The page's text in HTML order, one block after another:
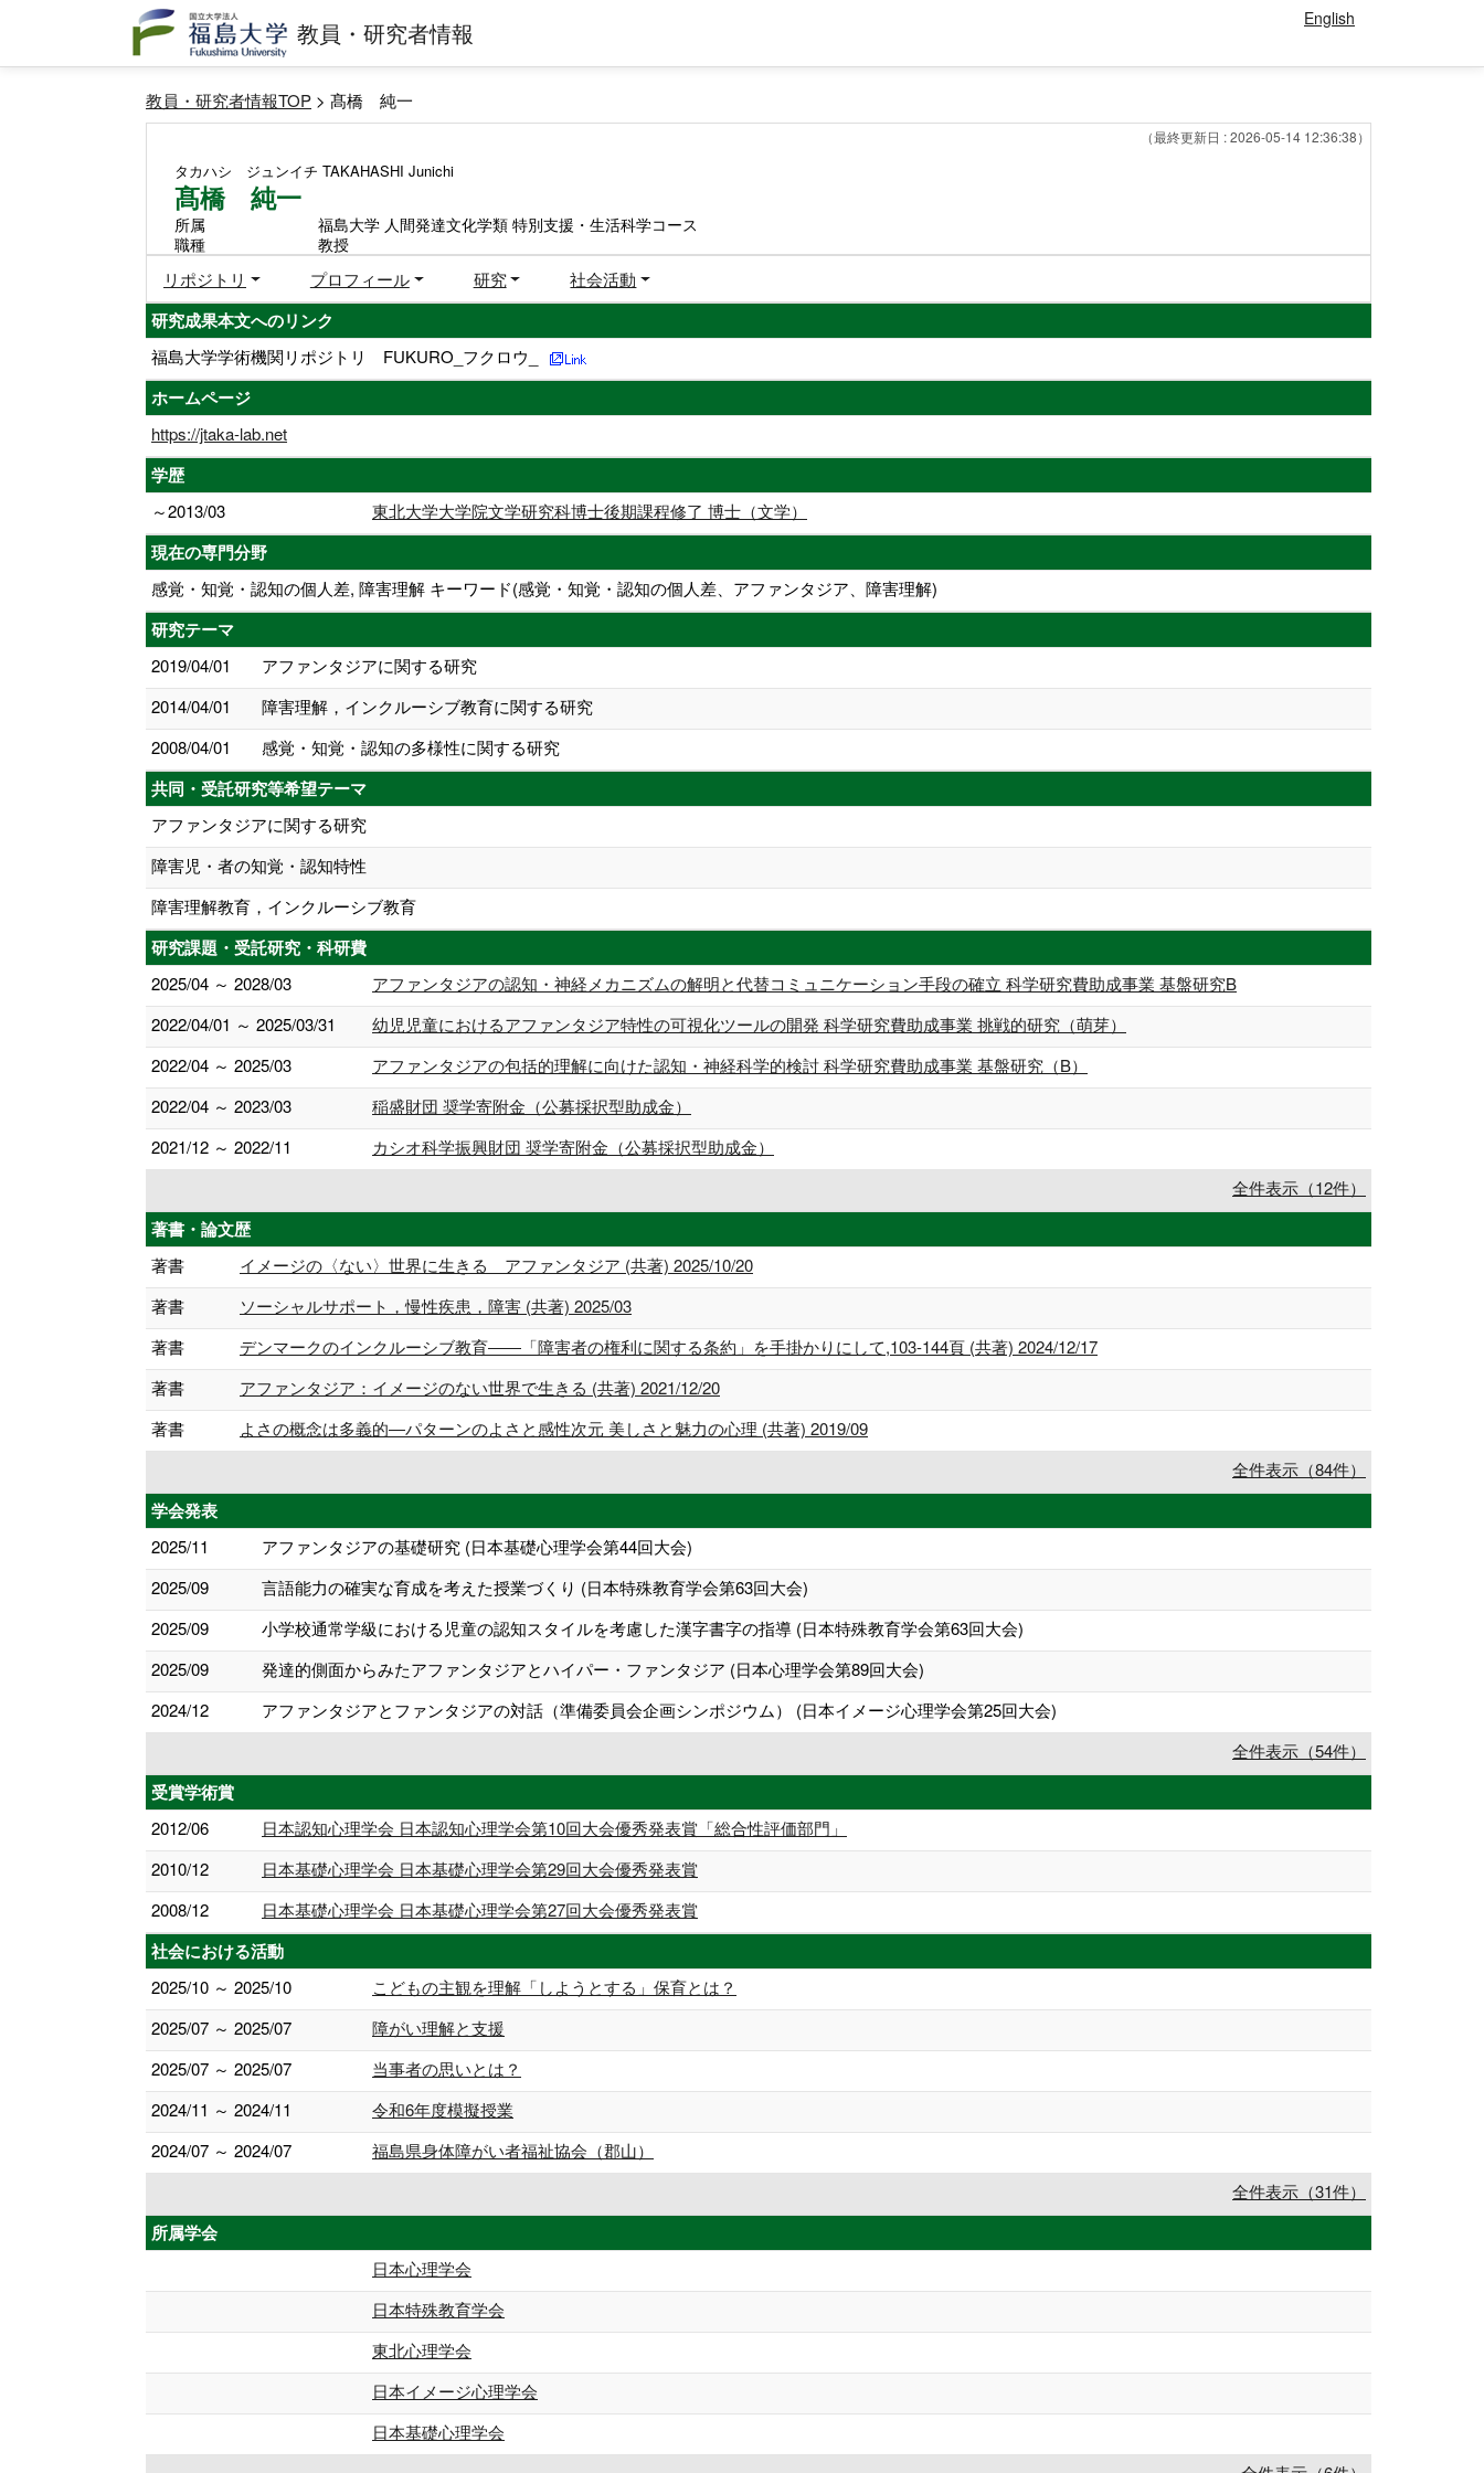
教員・研究者情報 English
教員・研究者情報TOP > 髙橋 純一
（最終更新日 : 2026-05-14 12:36:38）
タカハシ ジュンイチ TAKAHASHI Junichi
髙橋 純一
所属
福島大学 人間発達文化学類 特別支援・生活科学コース
職種
教授
リポジトリ プロフィール 研究 社会活動
研究成果本文へのリンク
福島大学学術機関リポジトリ FUKURO_フクロウ_
ホームページ
https://jtaka-lab.net
学歴
～2013/03 東北大学大学院文学研究科博士後期課程修了 博士（文学）
現在の専門分野
感覚・知覚・認知の個人差, 障害理解 キーワード(感覚・知覚・認知の個人差、アファンタジア、障害理解)
研究テーマ
2019/04/01
アファンタジアに関する研究
2014/04/01
障害理解，インクルーシブ教育に関する研究
2008/04/01
感覚・知覚・認知の多様性に関する研究
共同・受託研究等希望テーマ
アファンタジアに関する研究
障害児・者の知覚・認知特性
障害理解教育，インクルーシブ教育
研究課題・受託研究・科研費
2025/04 ～ 2028/03
アファンタジアの認知・神経メカニズムの解明と代替コミュニケーション手段の確立 科学研究費助成事業 基盤研究B
2022/04/01 ～ 2025/03/31
幼児児童におけるアファンタジア特性の可視化ツールの開発 科学研究費助成事業 挑戦的研究（萌芽）
2022/04 ～ 2025/03
アファンタジアの包括的理解に向けた認知・神経科学的検討 科学研究費助成事業 基盤研究（B）
2022/04 ～ 2023/03
稲盛財団 奨学寄附金（公募採択型助成金）
2021/12 ～ 2022/11
カシオ科学振興財団 奨学寄附金（公募採択型助成金）
全件表示（12件）
著書・論文歴
著書
イメージの〈ない〉世界に生きる アファンタジア (共著) 2025/10/20
著書
ソーシャルサポート，慢性疾患，障害 (共著) 2025/03
著書
デンマークのインクルーシブ教育――「障害者の権利に関する条約」を手掛かりにして,103-144頁 (共著) 2024/12/17
著書
アファンタジア：イメージのない世界で生きる (共著) 2021/12/20
著書
よさの概念は多義的―パターンのよさと感性次元 美しさと魅力の心理 (共著) 2019/09
全件表示（84件）
学会発表
2025/11
アファンタジアの基礎研究 (日本基礎心理学会第44回大会)
2025/09
言語能力の確実な育成を考えた授業づくり (日本特殊教育学会第63回大会)
2025/09
小学校通常学級における児童の認知スタイルを考慮した漢字書字の指導 (日本特殊教育学会第63回大会)
2025/09
発達的側面からみたアファンタジアとハイパー・ファンタジア (日本心理学会第89回大会)
2024/12
アファンタジアとファンタジアの対話（準備委員会企画シンポジウム） (日本イメージ心理学会第25回大会)
全件表示（54件）
受賞学術賞
2012/06
日本認知心理学会 日本認知心理学会第10回大会優秀発表賞「総合性評価部門」
2010/12
日本基礎心理学会 日本基礎心理学会第29回大会優秀発表賞
2008/12
日本基礎心理学会 日本基礎心理学会第27回大会優秀発表賞
社会における活動
2025/10 ～ 2025/10
こどもの主観を理解「しようとする」保育とは？
2025/07 ～ 2025/07
障がい理解と支援
2025/07 ～ 2025/07
当事者の思いとは？
2024/11 ～ 2024/11
令和6年度模擬授業
2024/07 ～ 2024/07
福島県身体障がい者福祉協会（郡山）
全件表示（31件）
所属学会
日本心理学会
日本特殊教育学会
東北心理学会
日本イメージ心理学会
日本基礎心理学会